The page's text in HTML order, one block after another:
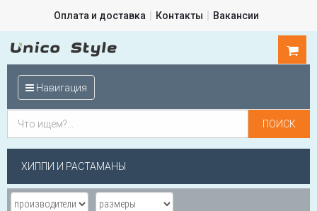
Оплата и доставка Контакты Вакансии
Навигация
ХИППИ И РАСТАМАНЫ